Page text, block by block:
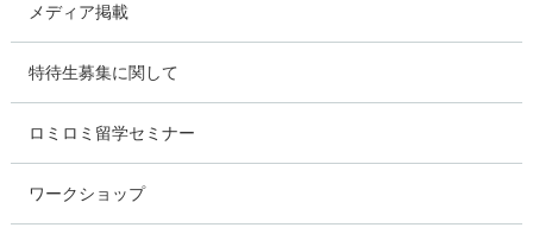
メディア掲載
特待生募集に関して
ロミロミ留学セミナー
ワークショップ